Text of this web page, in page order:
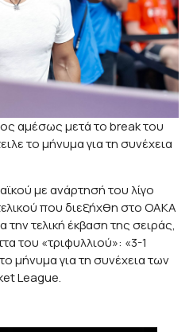
αμέσως μετά το break του
το μήνυμα για τη συνέχεια
με ανάρτησή του λίγο
που διεξήχθη στο ΟΑΚΑ
την τελική έκβαση της σειράς,
του «τριφυλλιού»: «3-1
μήνυμα για τη συνέχεια των
League.